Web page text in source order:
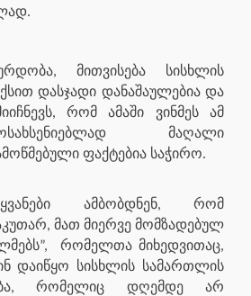
მითვისება სისხლის
დასჯადი დანაშაულებია და
რომ ამაში ვინმეს ამ
მაღალი
ფაქტებია საჭირო.
ამბობდნენ, რომ
მათ მიერვე მომზადებულ
რომელთა მიხედვითაც,
დაიწყო სისხლის სამართლის
რომელიც დღემდე არ